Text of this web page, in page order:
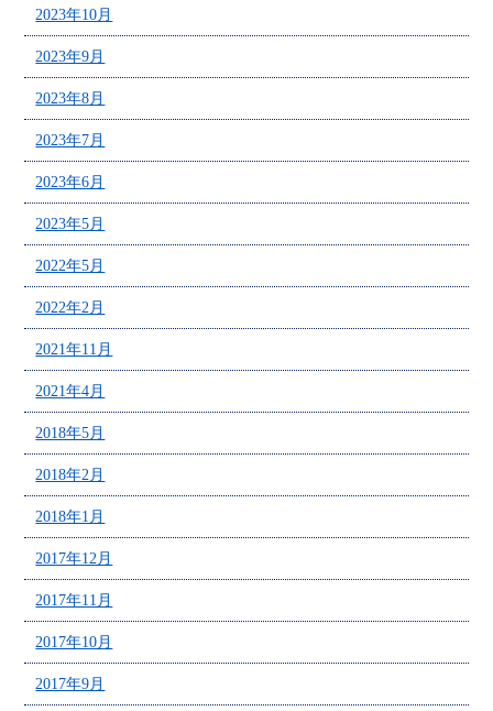
2023年10月
2023年9月
2023年8月
2023年7月
2023年6月
2023年5月
2022年5月
2022年2月
2021年11月
2021年4月
2018年5月
2018年2月
2018年1月
2017年12月
2017年11月
2017年10月
2017年9月